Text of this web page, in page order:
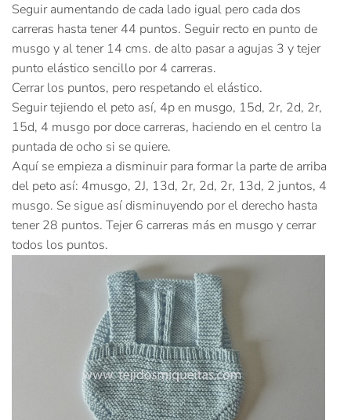
Seguir aumentando de cada lado igual pero cada dos
carreras hasta tener 44 puntos. Seguir recto en punto de
musgo y al tener 14 cms. de alto pasar a agujas 3 y tejer
punto elástico sencillo por 4 carreras.
Cerrar los puntos, pero respetando el elástico.
Seguir tejiendo el peto así, 4p en musgo, 15d, 2r, 2d, 2r,
15d, 4 musgo por doce carreras, haciendo en el centro la
puntada de ocho si se quiere.
Aquí se empieza a disminuir para formar la parte de arriba
del peto así: 4musgo, 2J, 13d, 2r, 2d, 2r, 13d, 2 juntos, 4
musgo. Se sigue así disminuyendo por el derecho hasta
tener 28 puntos. Tejer 6 carreras más en musgo y cerrar
todos los puntos.